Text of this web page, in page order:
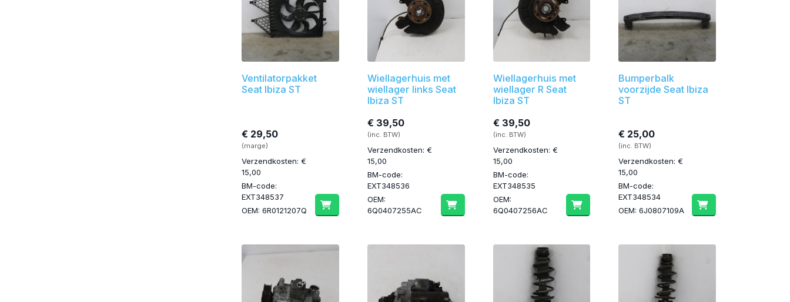
Ventilatorpakket
Seat Ibiza ST
€ 29,50
(marge)
Verzendkosten: €
15,00
BM-code:
EXT348537
OEM: 6R0121207Q
Wiellagerhuis met
wiellager links Seat
Ibiza ST
€ 39,50
(inc. BTW)
Verzendkosten: €
15,00
BM-code:
EXT348536
OEM:
6Q0407255AC
Wiellagerhuis met
wiellager R Seat
Ibiza ST
€ 39,50
(inc. BTW)
Verzendkosten: €
15,00
BM-code:
EXT348535
OEM:
6Q0407256AC
Bumperbalk
voorzijde Seat Ibiza
ST
€ 25,00
(inc. BTW)
Verzendkosten: €
15,00
BM-code:
EXT348534
OEM: 6J0807109A